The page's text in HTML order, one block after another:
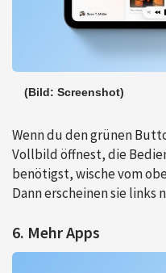
(Bild: Screenshot)
Wenn du den grünen
Vollbild öffnest, die
benötigst, wische vom
Dann erscheinen sie links
6. Mehr Apps